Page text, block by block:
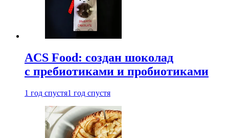
ACS Food: создан шоколад
с пребиотиками и пробиотиками
1 год спустя1 год спустя